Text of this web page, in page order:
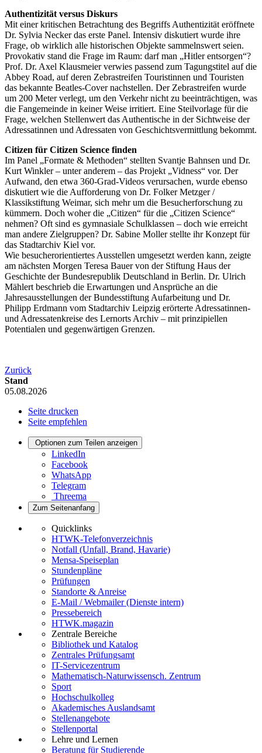
Authentizität versus Diskurs
Mit einer kritischen Betrachtung des Begriffs Authentizität eröffnete
Dr. Sylvia Necker das erste Panel. Intensiv diskutiert wurde ihre
Frage, ob wirklich alle historischen Objekte sammelnswert seien.
Provokativ stand die Frage im Raum: darf man „Hitler entsorgen“?
Prof. Dr. Axel Klausmeier verwies passend zum Tagungstitel auf die
Abbey Road, auf deren Zebrastreifen Touristinnen und Touristen
das bekannte Beatles-Cover nachstellen. Der Zebrastreifen wurde
um 200 Meter verlegt, um den Verkehr nicht zu beeinträchtigen, was
die Fangemeinde in keiner Weise irritiert. Eine Steilvorlage für die
Frage, welchen Stellenwert das Authentische in der Sichtweise der
Adressatinnen und Adressaten von Geschichtsvermittlung bekommt.
Citizen für Citizen Science finden
Im Panel „Formate & Methoden“ stellten Svantje Bahnsen und Dr.
Kurt Winkler – unter anderem – das Projekt „Vidness“ vor. Der
Aufwand, den etwa 360-Grad-Videos verursachen, wurde ebenso
diskutiert wie die Aufforderung von Dr. Folker Metzger /
Klassikstiftung Weimar, sich mehr um die Besucherforschung zu
kümmern. Doch woher die „Citizen“ für die „Citizen Science“
nehmen? Oft sind es gymnasiale Schulklassen – doch wie erreicht
man andere Zielgruppen? Dr. Sabine Moller stellte ihr Konzept für
das Stadtarchiv Kiel vor.
Wie besucherorientiertes Ausstellen umgesetzt werden kann, zeigte
am nächsten Morgen Teresa Bauer von der Stiftung Haus der
Geschichte der Bundesrepublik Deutschland in Berlin. Dr. Ulrich
Mählert beschrieb die Erwartungen und Ansprüche an die
Jahresausstellungen der Bundesstiftung Aufarbeitung und Dr.
Philipp Erdmann vom Stadtarchiv Leipzig erörterte Adressatinnen-
und Adressatenkreise des Lernorts Archiv – mit prinzipiellen
Potentialen und gegenwärtigen Grenzen.
Zurück
Stand
05.08.2026
Seite drucken
Seite empfehlen
Optionen zum Teilen anzeigen
LinkedIn
Facebook
WhatsApp
Telegram
Threema
Zum Seitenanfang
Quicklinks
HTWK-Telefonverzeichnis
Notfall (Unfall, Brand, Havarie)
Mensa-Speiseplan
Stundenpläne
Prüfungen
Standorte & Anreise
E-Mail / Webmailer (Dienste intern)
Pressebereich
HTWK.magazin
Zentrale Bereiche
Bibliothek und Katalog
Zentrales Prüfungsamt
IT-Servicezentrum
Mathematisch-Naturwissensch. Zentrum
Sport
Hochschulkolleg
Akademisches Auslandsamt
Stellenangebote
Stellenportal
Lehre und Lernen
Beratung für Studierende